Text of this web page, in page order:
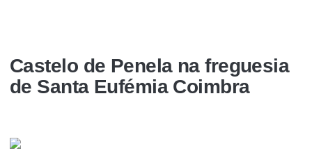
Castelo de Penela na freguesia
de Santa Eufémia Coimbra